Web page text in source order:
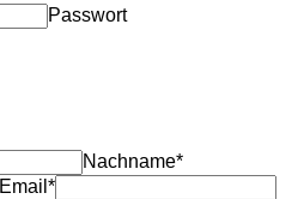
Passwort
Nachname*
Email*